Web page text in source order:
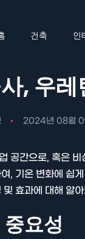
건축 인
, 우
2024년 08월
공간으로, 혹은
, 기온 변화에 쉽
효과에 대해 알
요성